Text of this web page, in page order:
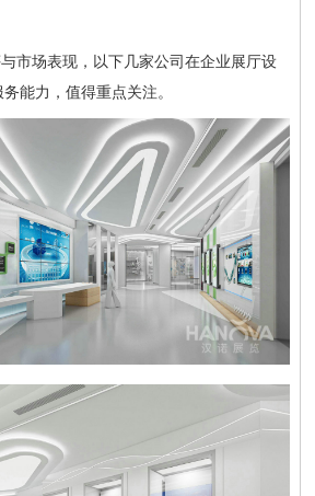
市场表现，以下几家公司在企业展厅设
能力，值得重点关注。